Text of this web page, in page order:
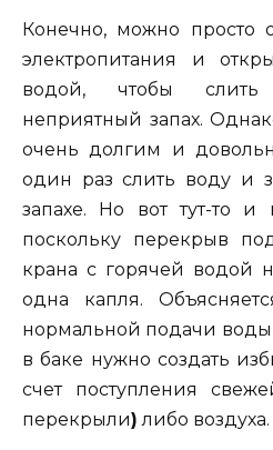
Конечно, можно просто
электропитания и
водой, чтобы
неприятный запах.
очень долгим и
один раз слить воду и
запахе. Но вот тут-то и
поскольку перекрыв
крана с горячей водой
одна капля.
нормальной подачи воды
в баке нужно создать
счет поступления
перекрыли) либо воздуха.